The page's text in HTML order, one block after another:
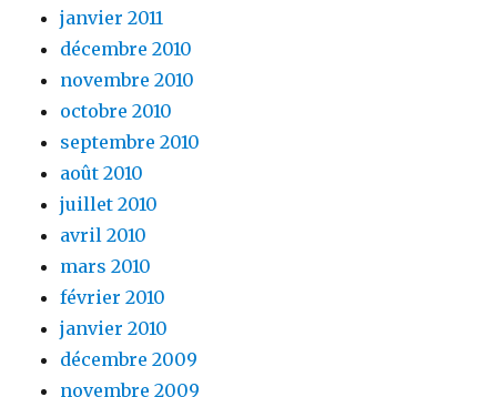
janvier 2011
décembre 2010
novembre 2010
octobre 2010
septembre 2010
août 2010
juillet 2010
avril 2010
mars 2010
février 2010
janvier 2010
décembre 2009
novembre 2009